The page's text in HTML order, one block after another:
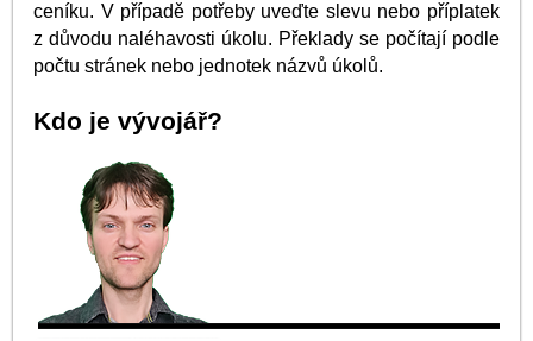
ceníku. V případě potřeby uveďte slevu nebo příplatek
z důvodu naléhavosti úkolu. Překlady se počítají podle
počtu stránek nebo jednotek názvů úkolů.
Kdo je vývojář?